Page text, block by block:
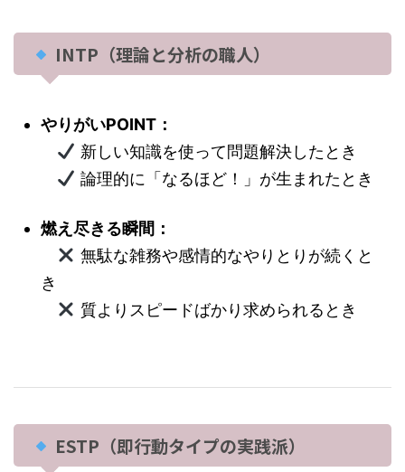
INTP（理論と分析の職人）
やりがいPOINT：
新しい知識を使って問題解決したとき
論理的に「なるほど！」が生まれたとき
燃え尽きる瞬間：
無駄な雑務や感情的なやりとりが続くと
き
質よりスピードばかり求められるとき
ESTP（即行動タイプの実践派）